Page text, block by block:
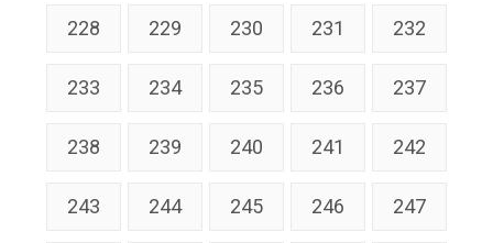
228 229 230 231 232
233 234 235 236 237
238 239 240 241 242
243 244 245 246 247